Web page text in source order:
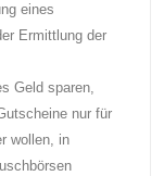
eines
Ermittlung der
Geld sparen,
nur für
wollen, in